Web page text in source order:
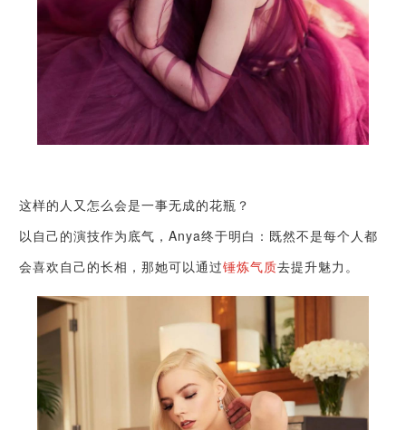
这样的人又怎么会是一事无成的花瓶？
以自己的演技作为底气，Anya终于明白：既然不是每个人都
会喜欢自己的长相，那她可以通过锤炼气质去提升魅力。